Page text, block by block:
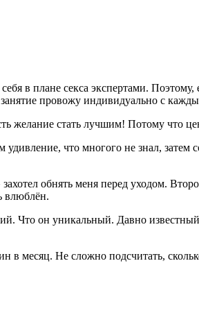
в плане секса экспертами.
провожу индивидуально с
желание стать лучшим! Потому что
что многого не знал,
обнять меня перед уходом.
влюблён.
Что он уникальный. Давно
в месяц. Не сложно подсчитать,